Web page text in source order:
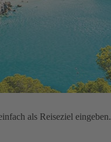
als Reiseziel eingeben.